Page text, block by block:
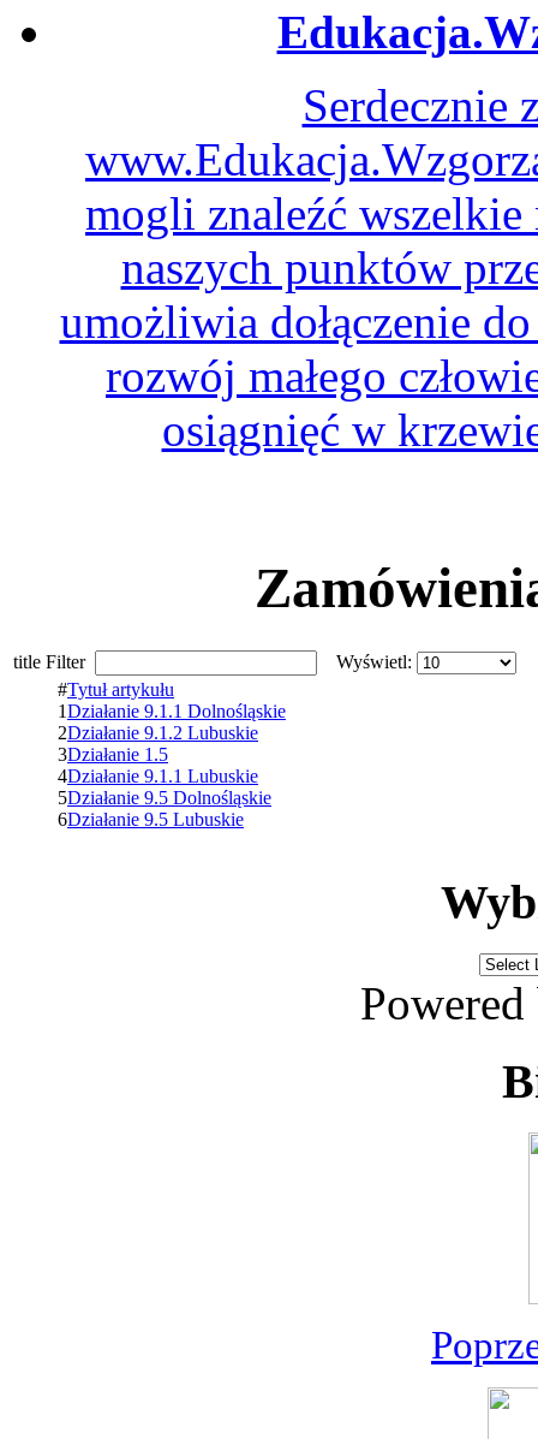
Serdecznie
mogli znaleźć wszelkie
naszych punktów
umożliwia dołączenie
rozwój małego
osiągnięć w
title Filter
Wyświetl:
#Tytuł artykułu
1Działanie 9.1.1 Dolnośląskie
2Działanie 9.1.2 Lubuskie
3Działanie 1.5
4Działanie 9.1.1 Lubuskie
5Działanie 9.5 Dolnośląskie
6Działanie 9.5 Lubuskie